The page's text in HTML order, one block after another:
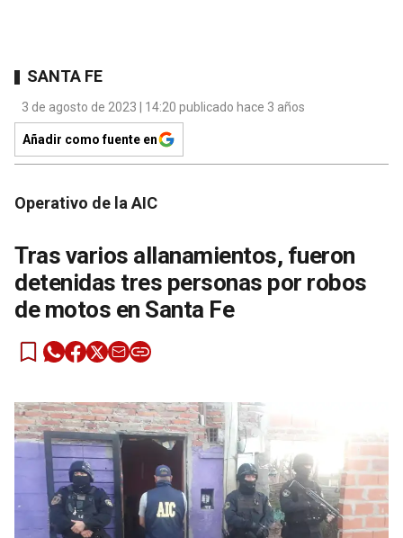
SANTA FE
3 de agosto de 2023 | 14:20 publicado hace 3 años
Añadir como fuente en
Operativo de la AIC
Tras varios allanamientos, fueron
detenidas tres personas por robos
de motos en Santa Fe